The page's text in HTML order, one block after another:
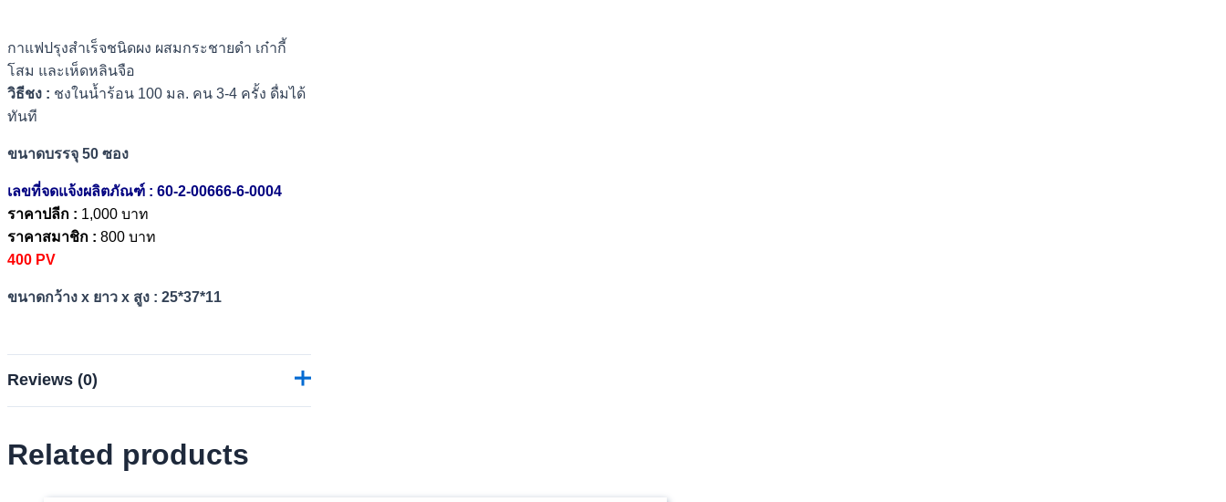
quantity
กาแฟปรุงสำเร็จชนิดผง ผสมกระชายดำ เก๋ากี้
โสม และเห็ดหลินจือ
วิธีชง : ชงในน้ำร้อน 100 มล. คน 3-4 ครั้ง ดื่มได้
ทันที
ขนาดบรรจุ 50 ซอง
เลขที่จดแจ้งผลิตภัณฑ์ : 60-2-00666-6-0004
ราคาปลีก : 1,000 บาท
ราคาสมาชิก : 800 บาท
400 PV
ขนาดกว้าง x ยาว x สูง : 25*37*11
Reviews (0)
Reviews
Related products